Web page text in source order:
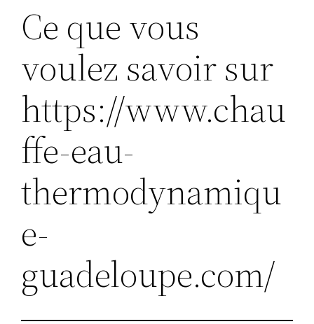
Ce que vous
voulez savoir sur
https://www.chau
ffe-eau-
thermodynamiqu
e-
guadeloupe.com/